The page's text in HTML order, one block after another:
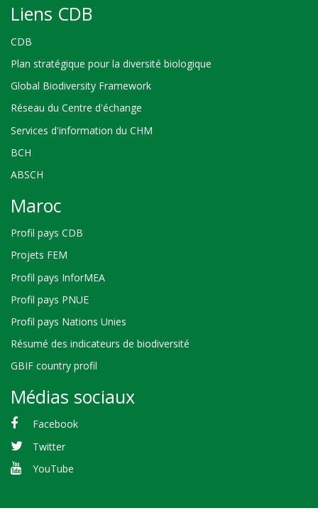
Liens CDB
CDB
Plan stratégique pour la diversité biologique
Global Biodiversity Framework
Réseau du Centre d'échange
Services d'information du CHM
BCH
ABSCH
Maroc
Profil pays CDB
Projets FEM
Profil pays InforMEA
Profil pays PNUE
Profil pays Nations Unies
Résumé des indicateurs de biodiversité
GBIF country profil
Médias sociaux
Facebook
Twitter
YouTube